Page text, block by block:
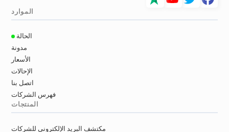
الموارد
الحالة
مدونة
الأسعار
الإحالات
اتصل بنا
فهرس الشركات
المنتجات
مكتشف البريد الإلكتروني للشركات